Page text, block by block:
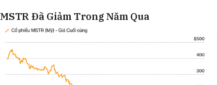
MSTR Đã Giảm Trong Năm Qua